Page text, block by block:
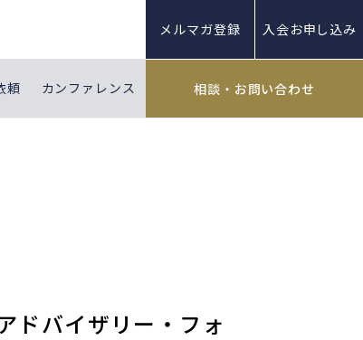
メルマガ登録 入会お申し込み
頼 カンファレンス 相談・お問い合わせ
ドバイザリー・フォ